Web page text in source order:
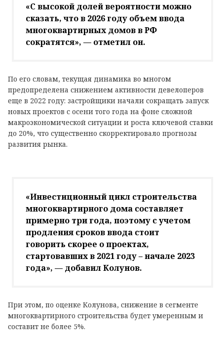
«С высокой долей вероятности можно
сказать, что в 2026 году объем ввода
многоквартирных домов в РФ
сократятся», — отметил он.
По его словам, текущая динамика во многом
предопределена снижением активности девелоперов
еще в 2022 году: застройщики начали сокращать запуск
новых проектов с осени того года на фоне сложной
макроэкономической ситуации и роста ключевой ставки
до 20%, что существенно скорректировало прогнозы
развития рынка.
«Инвестиционный цикл строительства
многоквартирного дома составляет
примерно три года, поэтому с учетом
продления сроков ввода стоит
говорить скорее о проектах,
стартовавших в 2021 году – начале 2023
года», — добавил Колунов.
При этом, по оценке Колунова, снижение в сегменте
многоквартирного строительства будет умеренным и
составит не более 5%.